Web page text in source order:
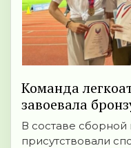
Команда
завоевала
В составе
присутствовали